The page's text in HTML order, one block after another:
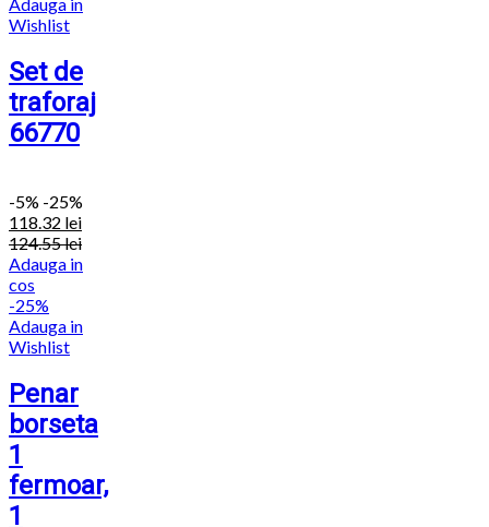
Adauga in
Wishlist
Set de
traforaj
66770
-5% -25%
118.32 lei
124.55lei
Adauga in
cos
-25%
Adauga in
Wishlist
Penar
borseta
1
fermoar,
1